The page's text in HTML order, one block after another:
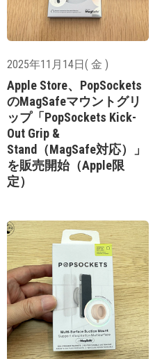
2025年11月14日( 金 )
Apple Store、PopSockets
のMagSafeマウントグリ
ップ「PopSockets Kick-
Out Grip &
Stand（MagSafe対応）」
を販売開始（Apple限
定）